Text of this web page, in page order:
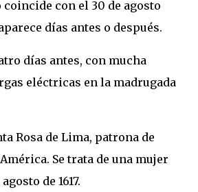
con el 30 de agosto
días antes o después.
días antes, con mucha
eléctricas en la madrugada
Rosa de Lima, patrona de
Se trata de una mujer
de 1617.